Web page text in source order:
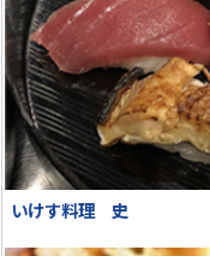
いけす料理 史